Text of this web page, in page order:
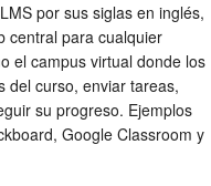
por sus siglas en inglés,
central para cualquier
el campus virtual donde los
del curso, enviar tareas,
su progreso. Ejemplos
Google Classroom y